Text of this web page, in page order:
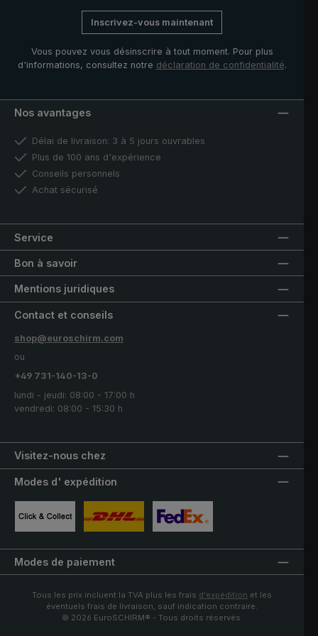
Inscrivez-vous maintenant
Vous pouvez vous désinscrire à tout moment. Pour plus
d'informations, consultez notre déclaration de confidentialité.
Nos avantages
Délai de livraison: 3 à 5 jours ouvrables
Plus de 100 ans d'expérience
Conseils personnels
Achat sécurisé
Service
Bon à savoir
Mentions juridiques
Visitez-nous chez
Contact et conseils
shop@euroschirm.com
ou
+49 731-140-13-0
lundi - jeudi: 08:00 - 17:00 h
vendredi: 08:00 - 15:30 h
Modes d' expédition
Modes de paiement
Tous les prix incluent la TVA plus les frais d'expédition et les
éventuels frais de livraison, sauf indication contraire.
© 2026 EuroSCHIRM® - Tous droits réservés.